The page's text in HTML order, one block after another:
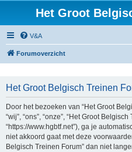
Het Groot
V&A
Forumoverzicht
Het Groot Belgisch Treinen
Door het bezoeken van “Het Groot
“wij”, “ons”, “onze”, “Het Groot
“https://www.hgbtf.net”), ga je
niet akkoord gaat met deze
Belgisch Treinen Forum” dan niet